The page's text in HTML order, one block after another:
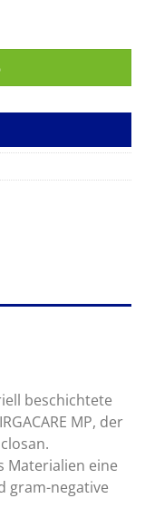
beschichtete
MP, der
Materialien eine
gram-negative